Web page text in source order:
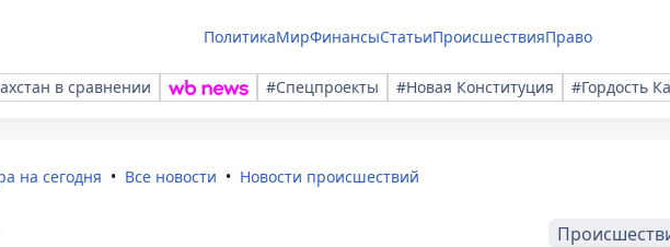
ПолитикаМирФинансыСтатьиПроисшествияПраво
в сравнении #Спецпроекты #Новая Конституция #Гордость
на сегодня Все новости Новости происшествий